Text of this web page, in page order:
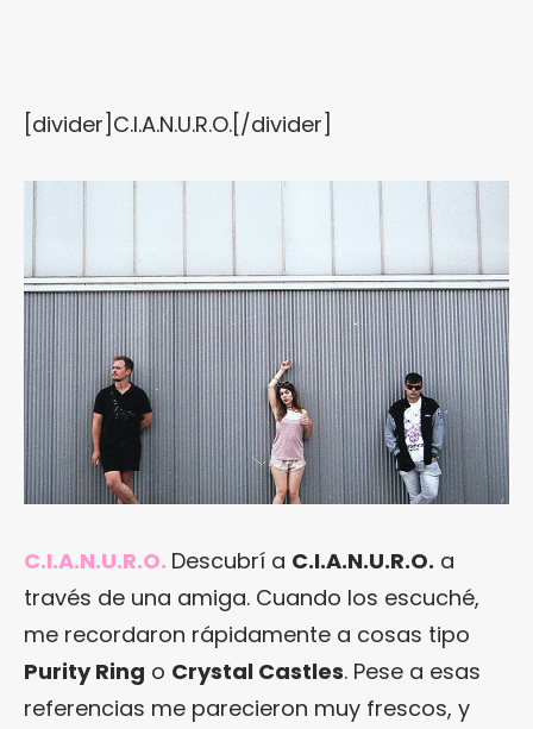
[divider]C.I.A.N.U.R.O.[/divider]
C.I.A.N.U.R.O. Descubrí a C.I.A.N.U.R.O. a
través de una amiga. Cuando los escuché,
me recordaron rápidamente a cosas tipo
Purity Ring o Crystal Castles. Pese a esas
referencias me parecieron muy frescos, y